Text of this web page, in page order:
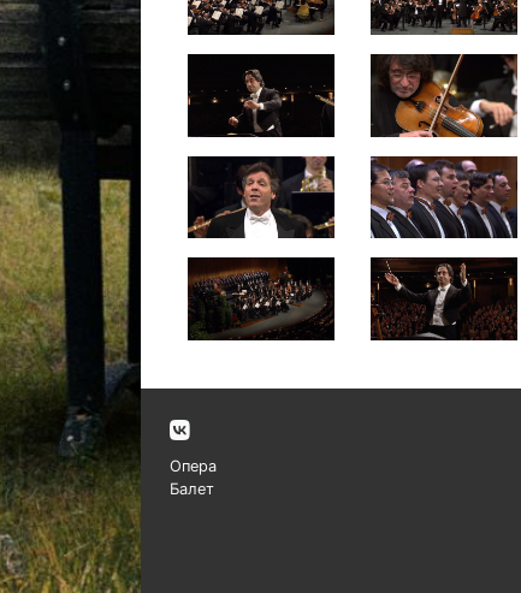
Опера
Балет